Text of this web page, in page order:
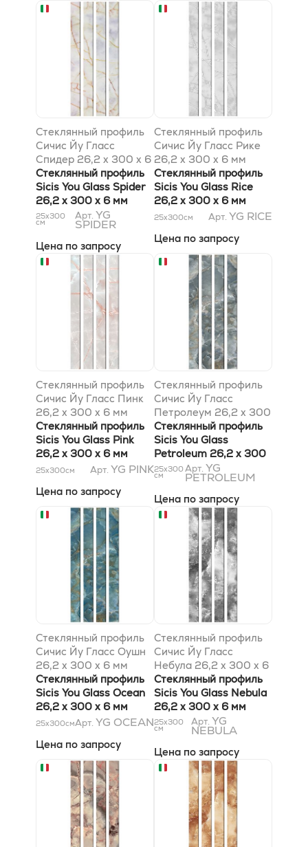
Стеклянный профиль
Сичис Йу Гласс
Спидер 26,2 x 300 x 6
мм
Стеклянный профиль
Sicis You Glass Spider
26,2 x 300 x 6 мм
25x300
см
Арт. YG
SPIDER
Цена по запросу
Стеклянный профиль
Сичис Йу Гласс Рике
26,2 x 300 x 6 мм
Стеклянный профиль
Sicis You Glass Rice
26,2 x 300 x 6 мм
25x300см Арт. YG RICE
Цена по запросу
Стеклянный профиль
Сичис Йу Гласс Пинк
26,2 x 300 x 6 мм
Стеклянный профиль
Sicis You Glass Pink
26,2 x 300 x 6 мм
25x300см Арт. YG PINK
Цена по запросу
Стеклянный профиль
Сичис Йу Гласс
Петролеум 26,2 x 300
x 6 мм
Стеклянный профиль
Sicis You Glass
Petroleum 26,2 x 300
x 6 мм
25x300
см
Арт.YG
PETROLEUM
Цена по запросу
Стеклянный профиль
Сичис Йу Гласс Оушн
26,2 x 300 x 6 мм
Стеклянный профиль
Sicis You Glass Ocean
26,2 x 300 x 6 мм
25x300смАрт. YG OCEAN
Цена по запросу
Стеклянный профиль
Сичис Йу Гласс
Небула 26,2 x 300 x 6
мм
Стеклянный профиль
Sicis You Glass Nebula
26,2 x 300 x 6 мм
25x300
см
Арт.YG
NEBULA
Цена по запросу